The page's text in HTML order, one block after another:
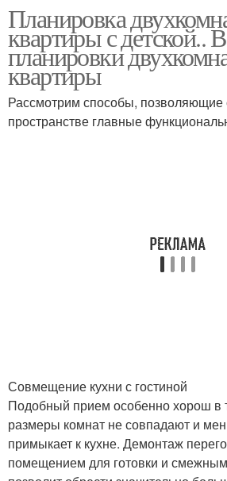
Планировка
квартиры с детской..
планировки
квартиры
Рассмотрим способы, позволяющие
пространстве главные
Совмещение кухни с гостиной
Подобный прием особенно хорош в
размеры комнат не совпадают и
примыкает к кухне. Демонтаж
помещением для готовки и